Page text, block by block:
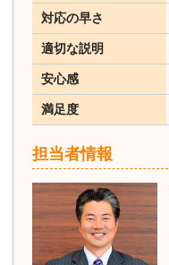
対応の早さ
適切な説明
安心感
満足度
担当者情報